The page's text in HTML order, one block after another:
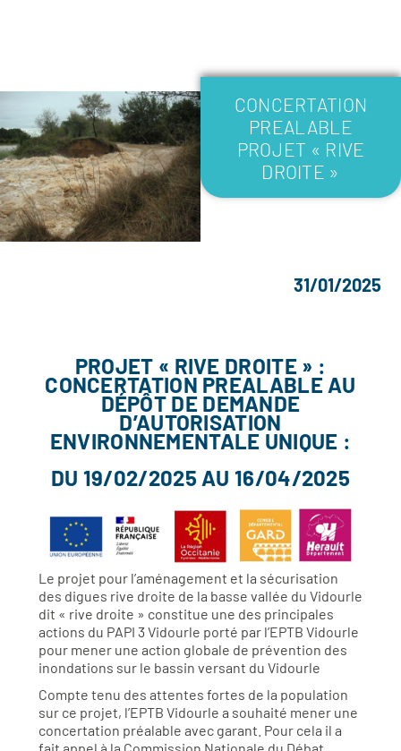
CONCERTATION
PREALABLE
PROJET « RIVE
DROITE »
31/01/2025
PROJET « RIVE DROITE » :
CONCERTATION PREALABLE AU
DÉPÔT DE DEMANDE
D’AUTORISATION
ENVIRONNEMENTALE UNIQUE :
DU 19/02/2025 AU 16/04/2025
Le projet pour l’aménagement et la sécurisation
des digues rive droite de la basse vallée du Vidourle
dit « rive droite » constitue une des principales
actions du PAPI 3 Vidourle porté par l’EPTB Vidourle
pour mener une action globale de prévention des
inondations sur le bassin versant du Vidourle
Compte tenu des attentes fortes de la population
sur ce projet, l’EPTB Vidourle a souhaité mener une
concertation préalable avec garant. Pour cela il a